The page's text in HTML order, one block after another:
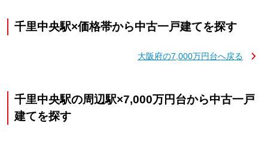
千里中央駅×価格帯から中古一戸建てを探す
大阪府の7,000万円台へ戻る
千里中央駅の周辺駅×7,000万円台から中古一戸
建てを探す